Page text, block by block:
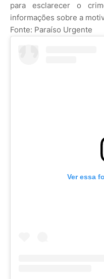
para esclarecer o
informações sobre a
Fonte: Paraíso Urgente
Ver essa